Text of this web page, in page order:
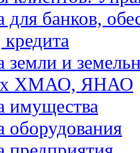
для банков,
кредита
земли и
ХМАО, ЯНАО
имущества
оборудования